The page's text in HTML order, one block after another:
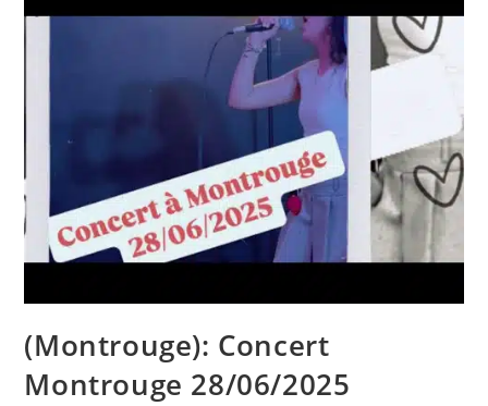
(Montrouge): Concert
Montrouge 28/06/2025